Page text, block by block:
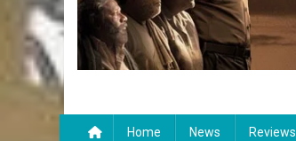
Home News Reviews